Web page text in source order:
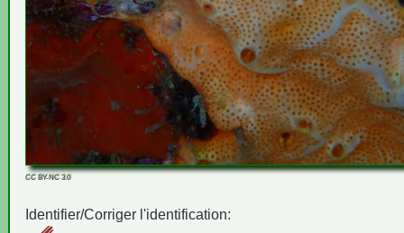
CC BY-NC 3.0
Identifier/Corriger l'identification: